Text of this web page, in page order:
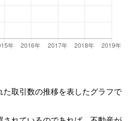
取引数の推移を表したグラフで